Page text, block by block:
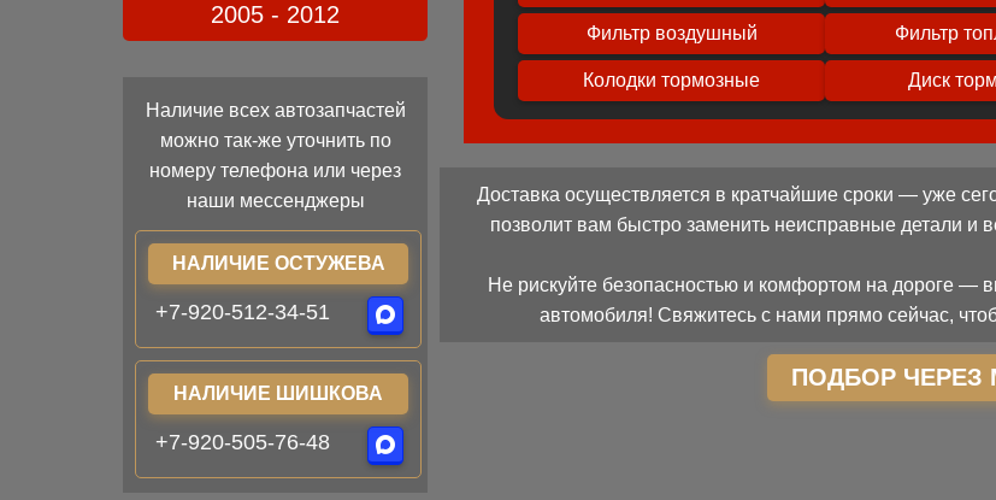
2005 - 2012
Наличие всех автозапчастей
можно так-же уточнить по
номеру телефона или через
наши мессенджеры
НАЛИЧИЕ ОСТУЖЕВА
+7-920-512-34-51
НАЛИЧИЕ ШИШКОВА
+7-920-505-76-48
Фильтр воздушный Фильтр
Колодки тормозные Диск
Доставка осуществляется в кратчайшие сроки — уже
позволит вам быстро заменить неисправные детали и
Не рискуйте безопасностью и комфортом на дороге —
автомобиля! Свяжитесь с нами прямо сейчас,
ПОДБОР ЧЕРЕЗ